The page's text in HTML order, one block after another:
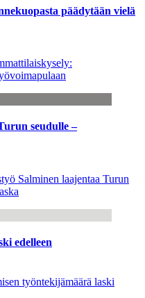
päädytään vielä
seudulle –
Salminen laajentaa Turun
edelleen
työntekijämäärä laski